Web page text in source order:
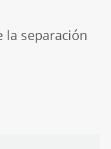
la separación